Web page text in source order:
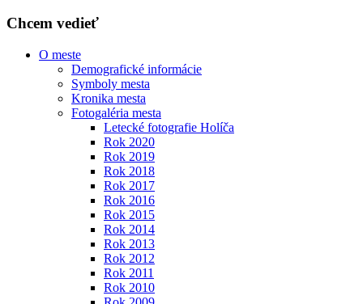
Chcem vedieť
O meste
Demografické informácie
Symboly mesta
Kronika mesta
Fotogaléria mesta
Letecké fotografie Holíča
Rok 2020
Rok 2019
Rok 2018
Rok 2017
Rok 2016
Rok 2015
Rok 2014
Rok 2013
Rok 2012
Rok 2011
Rok 2010